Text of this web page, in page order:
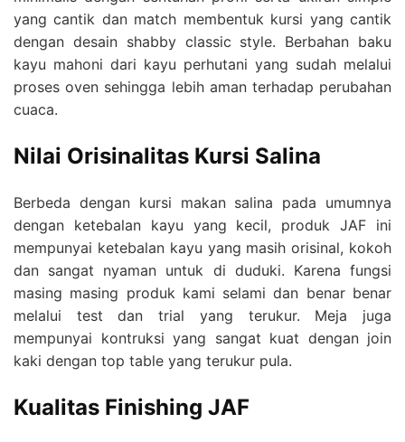
yang cantik dan match membentuk kursi yang cantik
dengan desain shabby classic style. Berbahan baku
kayu mahoni dari kayu perhutani yang sudah melalui
proses oven sehingga lebih aman terhadap perubahan
cuaca.
Nilai Orisinalitas Kursi Salina
Berbeda dengan kursi makan salina pada umumnya
dengan ketebalan kayu yang kecil, produk JAF ini
mempunyai ketebalan kayu yang masih orisinal, kokoh
dan sangat nyaman untuk di duduki. Karena fungsi
masing masing produk kami selami dan benar benar
melalui test dan trial yang terukur. Meja juga
mempunyai kontruksi yang sangat kuat dengan join
kaki dengan top table yang terukur pula.
Kualitas Finishing JAF